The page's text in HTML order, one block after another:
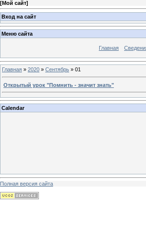
[Мой сайт]
Вход на сайт
Меню сайта
Главная
Главная » 2020 » Сентябрь » 01
Открытый урок "Помнить - значит знать"
Calendar
Полная версия сайта